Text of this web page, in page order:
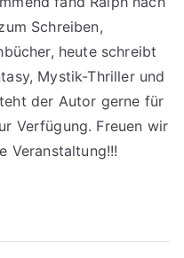
Schreiben,
heute schreibt
Mystik-Thriller und
der Autor gerne für
Verfügung. Freuen wir
Veranstaltung!!!